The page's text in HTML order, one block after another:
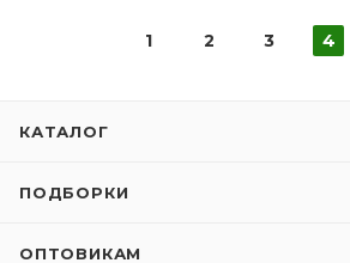
1 2 3 4
КАТАЛОГ
ПОДБОРКИ
ОПТОВИКАМ